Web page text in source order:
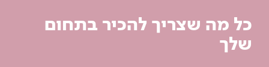
כל מה שצריך להכיר בתחום
שלך